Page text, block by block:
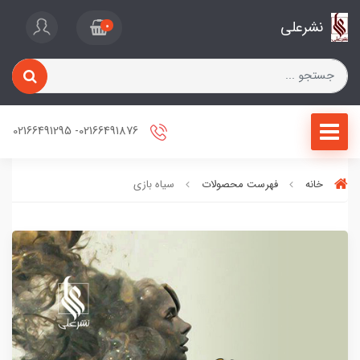
نشرعلی 0
خانه فهرست محصولات سیاه بازی